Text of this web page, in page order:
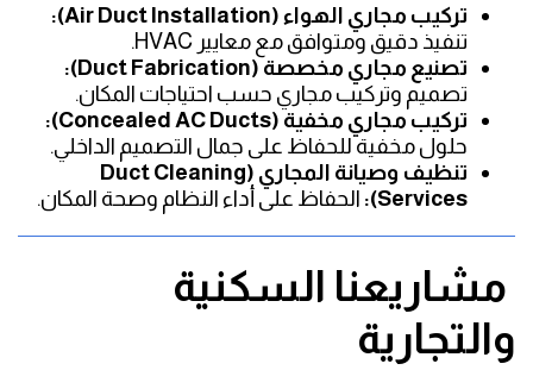
تركيب مجاري الهواء (Air Duct Installation):
تنفيذ دقيق ومتوافق مع معايير HVAC.
تصنيع مجاري مخصصة (Duct Fabrication):
تصميم وتركيب مجاري حسب احتياجات المكان.
تركيب مجاري مخفية (Concealed AC Ducts):
حلول مخفية للحفاظ على جمال التصميم الداخلي.
تنظيف وصيانة المجاري (Duct Cleaning
Services):
الحفاظ على أداء النظام وصحة المكان.
مشاريعنا السكنية
والتجارية